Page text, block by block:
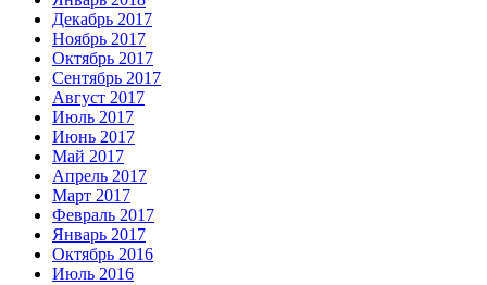
Декабрь 2017
Ноябрь 2017
Октябрь 2017
Сентябрь 2017
Август 2017
Июль 2017
Июнь 2017
Май 2017
Апрель 2017
Март 2017
Февраль 2017
Январь 2017
Октябрь 2016
Июль 2016